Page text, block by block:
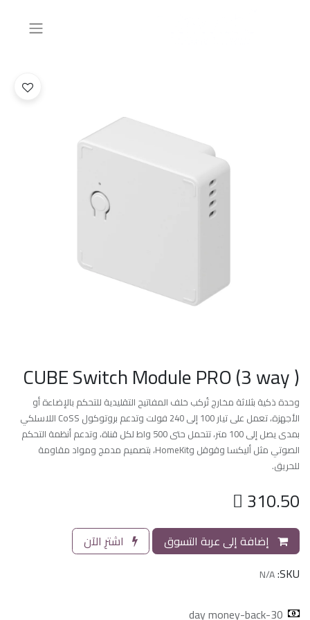
CUBE Switch Module PRO (3 way )
وحدة ذكية بثلاثة مخارج تُركب خلف المفاتيح التقليدية للتحكم بالإضاءة أو
الأجهزة، تعمل على تيار 100 إلى 240 فولت وتدعم بروتوكول CoSS اللاسلكي
بمدى يصل إلى 100 متر، تتحمل حتى 500 واط لكل قناة، وتدعم أنظمة التحكم
الصوتي مثل أليكسا وقوقل وHomeKit، بتصميم مدمج ومواد مقاومة
للحريق.
310.50
إضافة إلى عربة التسوق
اشترِ الآن
SKU:
N/A
30-day money-back